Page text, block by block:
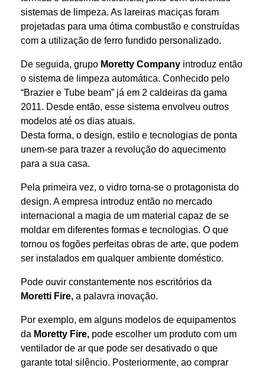
sistemas de limpeza. As lareiras maciças foram
projetadas para uma ótima combustão e construídas
com a utilização de ferro fundido personalizado.
De seguida, grupo Moretty Company introduz então
o sistema de limpeza automática. Conhecido pelo
“Brazier e Tube beam” já em 2 caldeiras da gama
2011. Desde então, esse sistema envolveu outros
modelos até os dias atuais.
Desta forma, o design, estilo e tecnologias de ponta
unem-se para trazer a revolução do aquecimento
para a sua casa.
Pela primeira vez, o vidro torna-se o protagonista do
design. A empresa introduz então no mercado
internacional a magia de um material capaz de se
moldar em diferentes formas e tecnologias. O que
tornou os fogões perfeitas obras de arte, que podem
ser instalados em qualquer ambiente doméstico.
Pode ouvir constantemente nos escritórios da
Moretti Fire, a palavra inovação.
Por exemplo, em alguns modelos de equipamentos
da Moretty Fire, pode escolher um produto com um
ventilador de ar que pode ser desativado o que
garante total silêncio. Posteriormente, ao comprar